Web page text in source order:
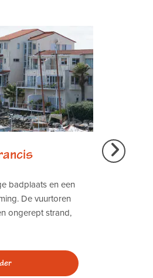
badplaats en een
De vuurtoren
ongerept strand,